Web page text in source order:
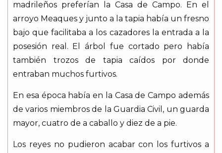
madrileños preferían la Casa de Campo. En el
arroyo Meaques y junto a la tapia había un fresno
bajo que facilitaba a los cazadores la entrada a la
posesión real. El árbol fue cortado pero había
también trozos de tapia caídos por donde
entraban muchos furtivos.
En esa época había en la Casa de Campo además
de varios miembros de la Guardia Civil, un guarda
mayor, cuatro de a caballo y diez de a pie.
Los reyes no pudieron acabar con los furtivos a